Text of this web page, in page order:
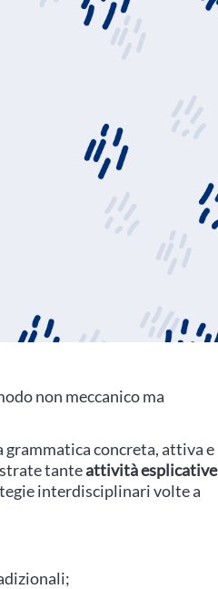
non meccanico ma
grammatica concreta, attiva e
tanteattività esplicative
interdisciplinari volte a